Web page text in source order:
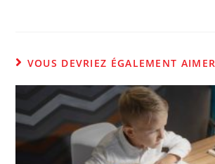
VOUS DEVRIEZ ÉGALEMENT AIMER